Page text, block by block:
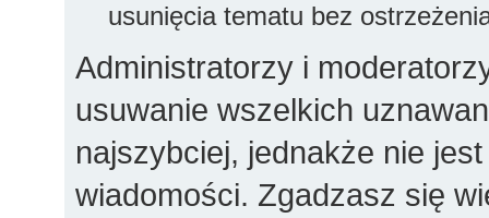
usunięcia tematu bez
Administratorzy i
usuwanie wszelkich
najszybciej, jednakże nie
wiadomości. Zgadzasz się